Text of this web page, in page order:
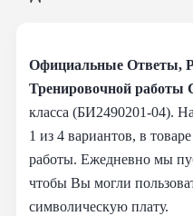
Официальные Ответы,
Тренировочной работы
класса (БИ2490201-04).
1 из 4 вариантов, в
работы. Ежедневно мы
чтобы Вы могли
символическую плату.